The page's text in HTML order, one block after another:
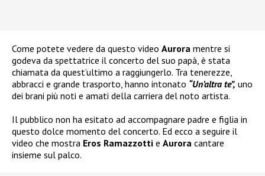
Come potete vedere da questo video Aurora mentre si
godeva da spettatrice il concerto del suo papà, è stata
chiamata da quest’ultimo a raggiungerlo. Tra tenerezze,
abbracci e grande trasporto, hanno intonato “Un’altra te”, uno
dei brani più noti e amati della carriera del noto artista.
Il pubblico non ha esitato ad accompagnare padre e figlia in
questo dolce momento del concerto. Ed ecco a seguire il
video che mostra Eros Ramazzotti e Aurora cantare
insieme sul palco.